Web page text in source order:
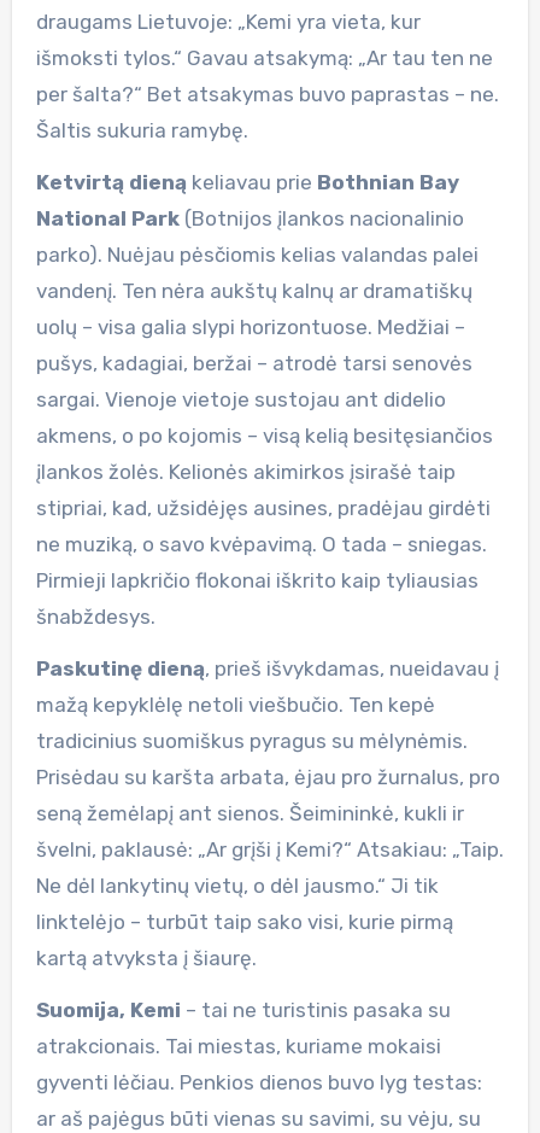
draugams Lietuvoje: „Kemi yra vieta, kur
išmoksti tylos.“ Gavau atsakymą: „Ar tau ten ne
per šalta?“ Bet atsakymas buvo paprastas – ne.
Šaltis sukuria ramybę.
Ketvirtą dieną keliavau prie Bothnian Bay
National Park(Botnijos įlankos nacionalinio
parko). Nuėjau pėsčiomis kelias valandas palei
vandenį. Ten nėra aukštų kalnų ar dramatiškų
uolų – visa galia slypi horizontuose. Medžiai –
pušys, kadagiai, beržai – atrodė tarsi senovės
sargai. Vienoje vietoje sustojau ant didelio
akmens, o po kojomis – visą kelią besitęsiančios
įlankos žolės. Kelionės akimirkos įsirašė taip
stipriai, kad, užsidėjęs ausines, pradėjau girdėti
ne muziką, o savo kvėpavimą. O tada – sniegas.
Pirmieji lapkričio flokonai iškrito kaip tyliausias
šnabždesys.
Paskutinę dieną, prieš išvykdamas, nueidavau į
mažą kepyklėlę netoli viešbučio. Ten kepė
tradicinius suomiškus pyragus su mėlynėmis.
Prisėdau su karšta arbata, ėjau pro žurnalus, pro
seną žemėlapį ant sienos. Šeimininkė, kukli ir
švelni, paklausė: „Ar grįši į Kemi?“ Atsakiau: „Taip.
Ne dėl lankytinų vietų, o dėl jausmo.“ Ji tik
linktelėjo – turbūt taip sako visi, kurie pirmą
kartą atvyksta į šiaurę.
Suomija, Kemi – tai ne turistinis pasaka su
atrakcionais. Tai miestas, kuriame mokaisi
gyventi lėčiau. Penkios dienos buvo lyg testas:
ar aš pajėgus būti vienas su savimi, su vėju, su